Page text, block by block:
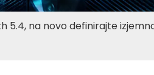
5.4, na novo definirajte